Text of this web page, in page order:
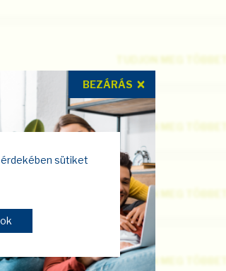
TUDJON MEG TÖBBET
TUDJON MEG TÖBBET
TUDJON MEG TÖBBET
TUDJON MEG TÖBBET
érdekében sütiket
BEZÁRÁS